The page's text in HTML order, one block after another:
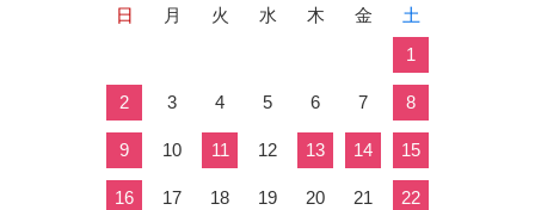
日 月 火 水 木 金
土
1
2 3 4 5 6 7 8
9 10 11 12 13 14 15
16 17 18 19 20 21 22